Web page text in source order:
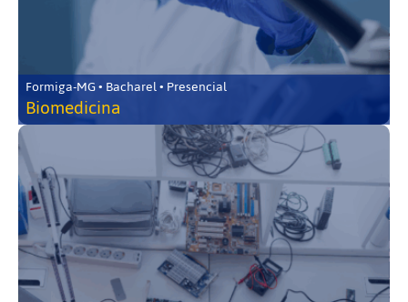
Formiga-MG • Bacharel • Presencial
Biomedicina